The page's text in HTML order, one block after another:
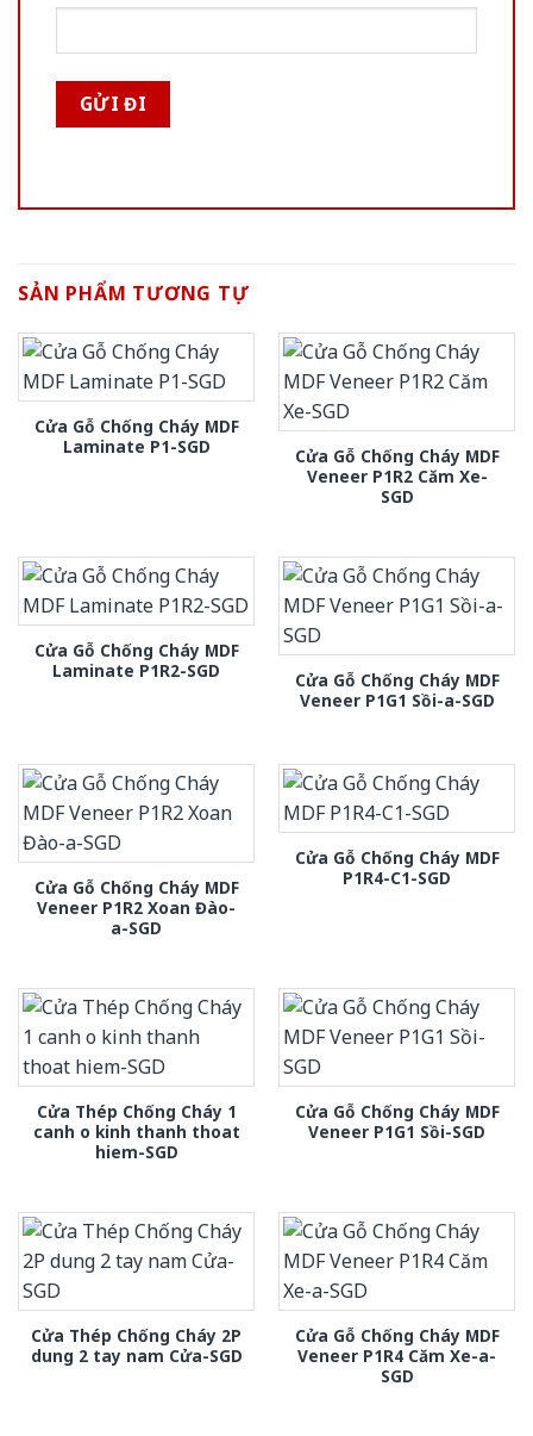
SẢN PHẨM TƯƠNG TỰ
Cửa Gỗ Chống Cháy MDF
Laminate P1-SGD
Cửa Gỗ Chống Cháy MDF
Veneer P1R2 Căm Xe-
SGD
Cửa Gỗ Chống Cháy MDF
Laminate P1R2-SGD
Cửa Gỗ Chống Cháy MDF
Veneer P1G1 Sồi-a-SGD
Cửa Gỗ Chống Cháy MDF
Veneer P1R2 Xoan Đào-
a-SGD
Cửa Gỗ Chống Cháy MDF
P1R4-C1-SGD
Cửa Thép Chống Cháy 1
canh o kinh thanh thoat
hiem-SGD
Cửa Gỗ Chống Cháy MDF
Veneer P1G1 Sồi-SGD
Cửa Thép Chống Cháy 2P
dung 2 tay nam Cửa-SGD
Cửa Gỗ Chống Cháy MDF
Veneer P1R4 Căm Xe-a-
SGD